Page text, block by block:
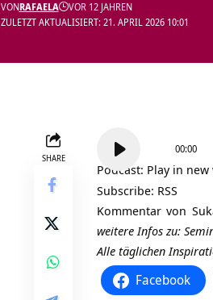
ZULETZT AKTUALISIERT: 21. APRIL 2026 10:01
VONRAFAELA VOR 12 JAHREN
SHARE
Player
00:00
Podcast: Play in
Subscribe: RSS
Kommentar von
weitere Infos zu:
Alle täglichen
Facebook